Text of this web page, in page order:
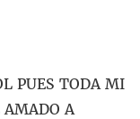
PUES TODA MI
AMADO A